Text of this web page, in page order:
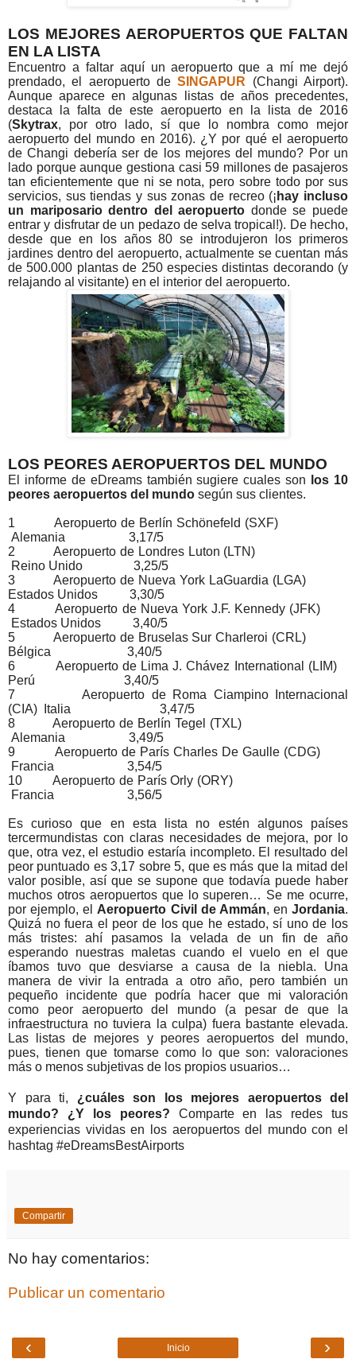
LOS MEJORES AEROPUERTOS QUE FALTAN
EN LA LISTA
Encuentro a faltar aquí un aeropuerto que a mí me dejó
prendado, el aeropuerto deSINGAPUR (Changi Airport).
Aunque aparece en algunas listas de años precedentes,
destaca la falta de este aeropuerto en la lista de 2016
(Skytrax, por otro lado, sí que lo nombra como mejor
aeropuerto del mundo en 2016). ¿Y por qué el aeropuerto
de Changi debería ser de los mejores del mundo? Por un
lado porque aunque gestiona casi 59 millones de pasajeros
tan eficientemente que ni se nota, pero sobre todo por sus
servicios, sus tiendas y sus zonas de recreo (¡ hay incluso
un mariposario dentro del aeropuerto donde se puede
entrar y disfrutar de un pedazo de selva tropical!). De hecho,
desde que en los años 80 se introdujeron los primeros
jardines dentro del aeropuerto, actualmente se cuentan más
de 500.000 plantas de 250 especies distintas decorando (y
relajando al visitante) en el interior del aeropuerto.
LOS PEORES AEROPUERTOS DEL MUNDO
El informe de eDreams también sugiere cuales son
los 10
peores aeropuertos del mundo según sus clientes.
1 Aeropuerto de Berlín Schönefeld (SXF)
Alemania 3,17/5
2 Aeropuerto de Londres Luton (LTN)
Reino Unido 3,25/5
3 Aeropuerto de Nueva York LaGuardia (LGA)
Estados Unidos 3,30/5
4 Aeropuerto de Nueva York J.F. Kennedy (JFK)
Estados Unidos 3,40/5
5 Aeropuerto de Bruselas Sur Charleroi (CRL)
Bélgica 3,40/5
6 Aeropuerto de Lima J. Chávez International (LIM)
Perú 3,40/5
7 Aeropuerto de Roma Ciampino Internacional
(CIA) Italia 3,47/5
8 Aeropuerto de Berlín Tegel (TXL)
Alemania 3,49/5
9 Aeropuerto de París Charles De Gaulle (CDG)
Francia 3,54/5
10 Aeropuerto de París Orly (ORY)
Francia 3,56/5
Es curioso que en esta lista no estén algunos países
tercermundistas con claras necesidades de mejora, por lo
que, otra vez, el estudio estaría incompleto. El resultado del
peor puntuado es 3,17 sobre 5, que es más que la mitad del
valor posible, así que se supone que todavía puede haber
muchos otros aeropuertos que lo superen… Se me ocurre,
por ejemplo, el Aeropuerto Civil de Ammán, en Jordania.
Quizá no fuera el peor de los que he estado, sí uno de los
más tristes: ahí pasamos la velada de un fin de año
esperando nuestras maletas cuando el vuelo en el que
íbamos tuvo que desviarse a causa de la niebla. Una
manera de vivir la entrada a otro año, pero también un
pequeño incidente que podría hacer que mi valoración
como peor aeropuerto del mundo (a pesar de que la
infraestructura no tuviera la culpa) fuera bastante elevada.
Las listas de mejores y peores aeropuertos del mundo,
pues, tienen que tomarse como lo que son: valoraciones
más o menos subjetivas de los propios usuarios…
Y para ti, ¿cuáles son los mejores aeropuertos del
mundo? ¿Y los peores? Comparte en las redes tus
experiencias vividas en los aeropuertos del mundo con el
hashtag #eDreamsBestAirports
Compartir
No hay comentarios:
Publicar un comentario
‹ ›
Inicio